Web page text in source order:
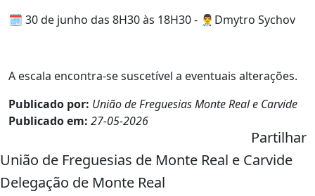
🗓️ 30 de junho das 8H30 às 18H30 - 👨‍⚕️Dmytro Sychov
A escala encontra-se suscetível a eventuais alterações.
Publicado por: União de Freguesias Monte Real e Carvide
Publicado em: 27-05-2026
Partilhar
União de Freguesias de Monte Real e Carvide
Delegação de Monte Real